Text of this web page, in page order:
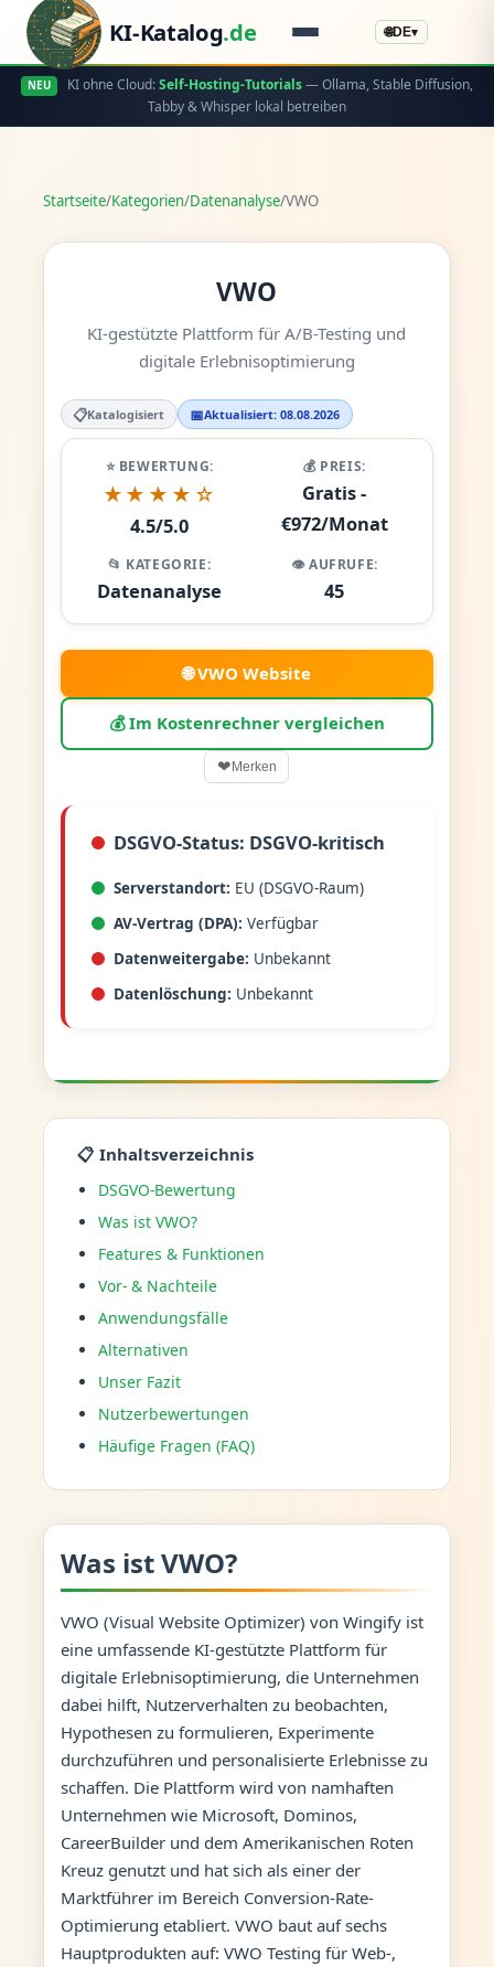
KI-Katalog.de 🌐DE▾
NEU KI ohne Cloud:Self-Hosting-Tutorials— Ollama, Stable Diffusion,
Tabby & Whisper lokal betreiben
Startseite/Kategorien/Datenanalyse/VWO
VWO
KI-gestützte Plattform für A/B-Testing und
digitale Erlebnisoptimierung
📋Katalogisiert 📅Aktualisiert: 08.08.2026
⭐ BEWERTUNG:
★★★★☆
4.5/5.0
💰 PREIS:
Gratis -
€972/Monat
📂 KATEGORIE:
Datenanalyse
👁️ AUFRUFE:
45
🌐 VWO Website
💰 Im Kostenrechner vergleichen
❤Merken
DSGVO-Status: DSGVO-kritisch
Serverstandort: EU (DSGVO-Raum)
AV-Vertrag (DPA): Verfügbar
Datenweitergabe: Unbekannt
Datenlöschung: Unbekannt
📋 Inhaltsverzeichnis
DSGVO-Bewertung
Was ist VWO?
Features & Funktionen
Vor- & Nachteile
Anwendungsfälle
Alternativen
Unser Fazit
Nutzerbewertungen
Häufige Fragen (FAQ)
Was ist VWO?
VWO (Visual Website Optimizer) von Wingify ist
eine umfassende KI-gestützte Plattform für
digitale Erlebnisoptimierung, die Unternehmen
dabei hilft, Nutzerverhalten zu beobachten,
Hypothesen zu formulieren, Experimente
durchzuführen und personalisierte Erlebnisse zu
schaffen. Die Plattform wird von namhaften
Unternehmen wie Microsoft, Dominos,
CareerBuilder und dem Amerikanischen Roten
Kreuz genutzt und hat sich als einer der
Marktführer im Bereich Conversion-Rate-
Optimierung etabliert. VWO baut auf sechs
Hauptprodukten auf: VWO Testing für Web-,